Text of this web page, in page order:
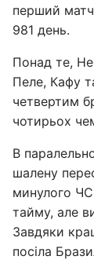
перший матч
981 день.
Понад те,
Пеле, Кафу
четвертим
чотирьох
В
шалену
минулого ЧС
тайму, але
Завдяки
посіла